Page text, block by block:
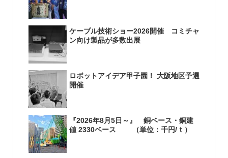
ケーブル技術ショー2026開催 コミチャ
ン向け製品が多数出展
ロボットアイデア甲子園！ 大阪地区予選
開催
『2026年8月5日～』 銅ベース・銅建
値 2330ベース （単位：千円/ｔ）